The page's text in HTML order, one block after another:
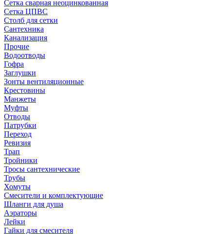
Сетка сварная неоцинкованная
Сетка ЦПВС
Столб для сетки
Сантехника
Канализация
Прочие
Водоотводы
Гофра
Заглушки
Зонты вентиляционные
Крестовины
Манжеты
Муфты
Отводы
Патрубки
Переход
Ревизия
Трап
Тройники
Тросы сантехнические
Трубы
Хомуты
Смесители и комплектующие
Шланги для душа
Аэраторы
Лейки
Гайки для смесителя